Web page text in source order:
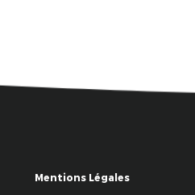
Mentions Légales